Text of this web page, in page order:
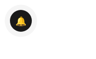
🔔